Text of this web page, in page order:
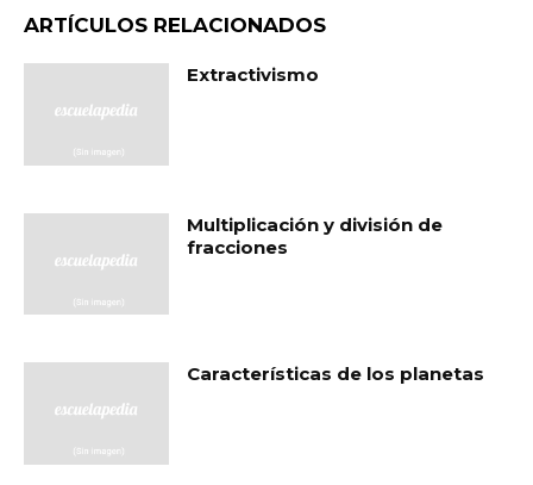
ARTÍCULOS RELACIONADOS
Extractivismo
Multiplicación y división de
fracciones
Características de los planetas